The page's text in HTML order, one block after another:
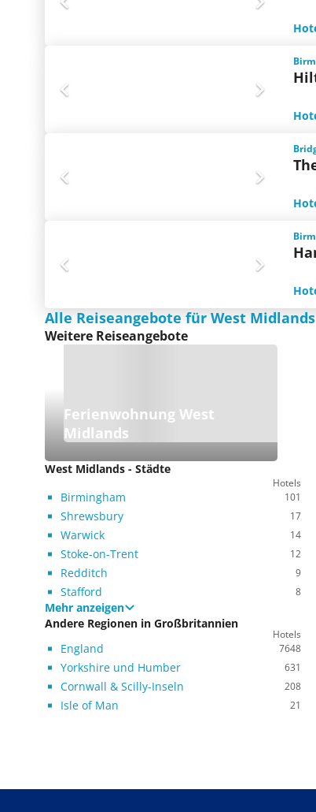
Alle Reiseangebote für West Midlands
Weitere Reiseangebote
Ferienwohnung West
Midlands
West Midlands - Städte
Hotels
Birmingham 101
Shrewsbury 17
Warwick 14
Stoke-on-Trent 12
Redditch 9
Stafford 8
Mehr anzeigen
Andere Regionen in Großbritannien
Hotels
England 7648
Yorkshire und Humber 631
Cornwall & Scilly-Inseln 208
Isle of Man 21